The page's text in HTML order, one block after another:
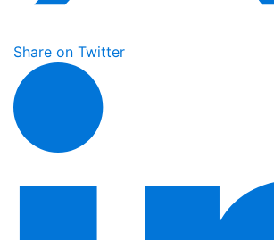
Share on Twitter